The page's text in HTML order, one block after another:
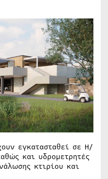
εγκατασταθεί σε Η/
και υδρομετρητές
κτιρίου και